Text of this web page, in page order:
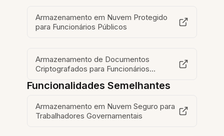
Armazenamento em Nuvem Protegido
para Funcionários Públicos
Armazenamento de Documentos
Criptografados para Funcionários
Funcionalidades Semelhantes
Armazenamento em Nuvem Seguro para
Trabalhadores Governamentais